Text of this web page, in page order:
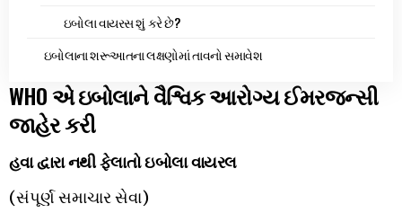
ઇબોલા વાયરસ શું કરે છે?
ઇબોલાના શરૂઆતના લક્ષણોમાં તાવનો સમાવેશ
WHO એ ઇબોલાને વૈશ્વિક આરોગ્ય ઈમરજન્સી
જાહેર કરી
હવા દ્વારા નથી ફેલાતો ઇબોલા વાયરલ
(સંપૂર્ણ સમાચાર સેવા)